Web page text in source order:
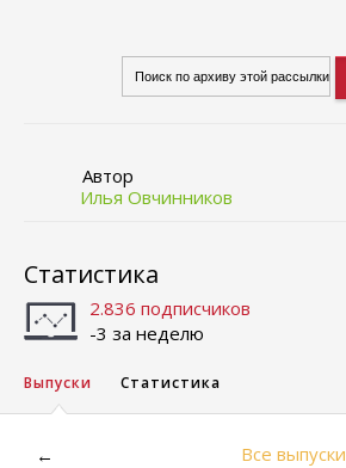
Автор
Илья Овчинников
Статистика
2.836 подписчиков
-3 за неделю
Выпуски Статистика
← Все выпуски